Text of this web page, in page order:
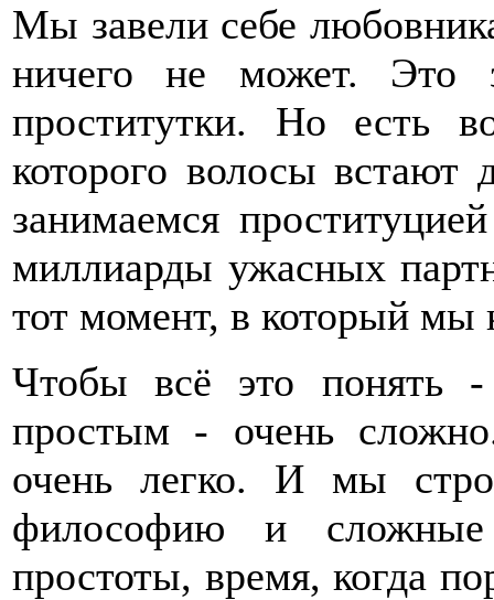
Мы завели себе
ничего не может.
проститутки. Но есть
которого волосы
занимаемся
миллиарды ужасных
тот момент, в который
Чтобы всё это понять
простым - очень
очень легко. И мы
философию и
простоты, время, когда